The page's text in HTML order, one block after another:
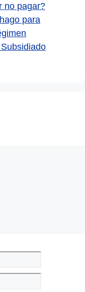
no pagar?
para
electrónico